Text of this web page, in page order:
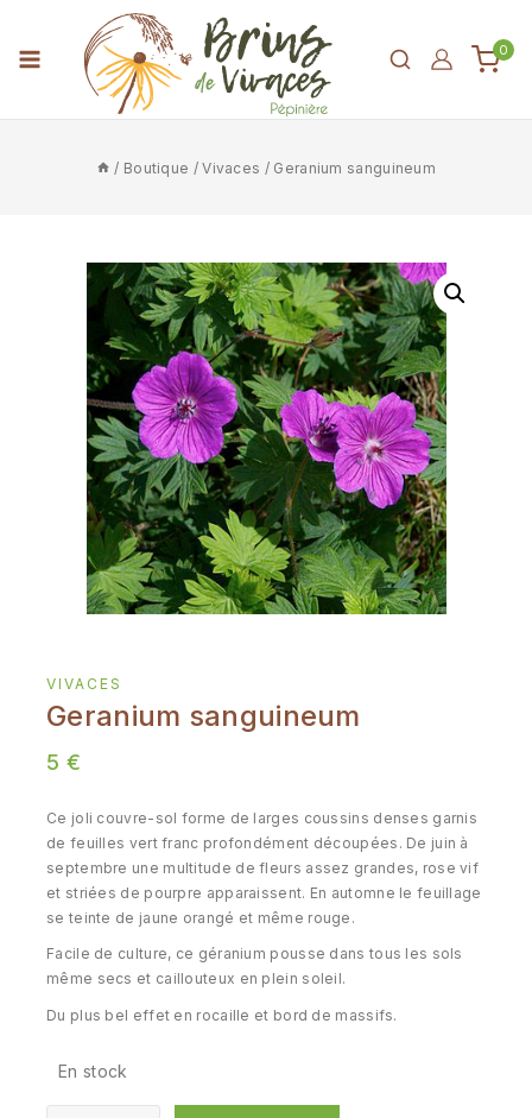
0
/ Boutique / Vivaces / Geranium sanguineum
VIVACES
Geranium sanguineum
5 €
Ce joli couvre-sol forme de larges coussins denses garnis
de feuilles vert franc profondément découpées. De juin à
septembre une multitude de fleurs assez grandes, rose vif
et striées de pourpre apparaissent. En automne le feuillage
se teinte de jaune orangé et même rouge.
Facile de culture, ce géranium pousse dans tous les sols
même secs et caillouteux en plein soleil.
Du plus bel effet en rocaille et bord de massifs.
En stock